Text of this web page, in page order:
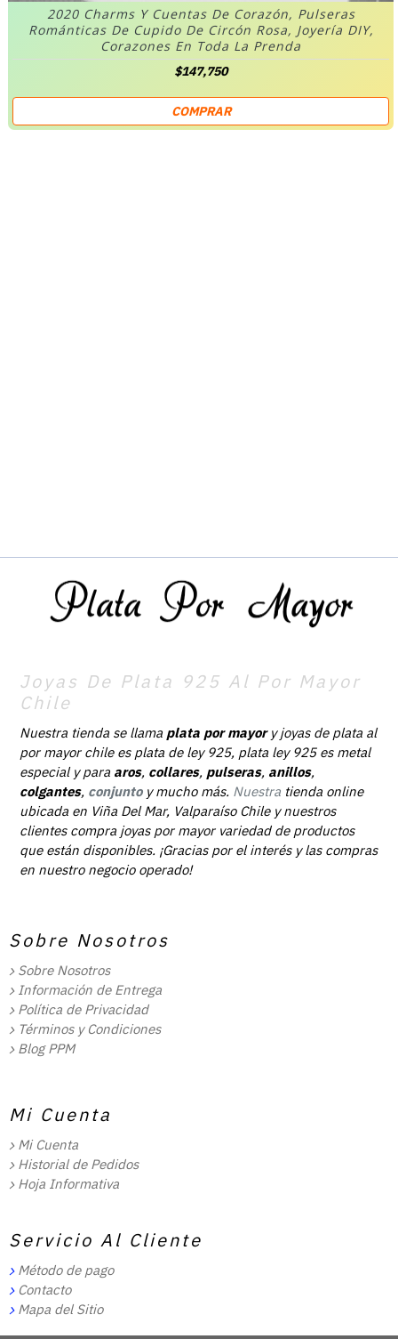
2020 Charms Y Cuentas De Corazón, Pulseras
Románticas De Cupido De Circón Rosa, Joyería DIY,
Corazones En Toda La Prenda
$147,750
COMPRAR
Joyas De Plata 925 Al Por Mayor
Chile
Nuestra tienda se llama plata por mayory joyas de plata al
por mayor chile es plata de ley 925, plata ley 925 es metal
especial y para aros, collares, pulseras, anillos,
colgantes, conjunto y mucho más. Nuestra tienda online
ubicada en Viña Del Mar, Valparaíso Chile y nuestros
clientes compra joyas por mayor variedad de productos
que están disponibles. ¡Gracias por el interés y las compras
en nuestro negocio operado!
Sobre Nosotros
Sobre Nosotros
Información de Entrega
Política de Privacidad
Términos y Condiciones
Blog PPM
Mi Cuenta
Mi Cuenta
Historial de Pedidos
Hoja Informativa
Servicio Al Cliente
Método de pago
Contacto
Mapa del Sitio